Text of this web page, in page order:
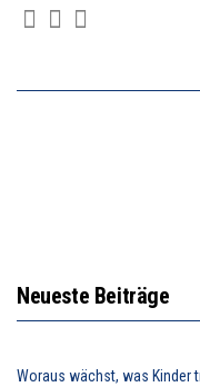
Neueste Beiträge
Woraus wächst, was Kinder